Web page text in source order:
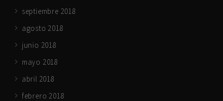
septiembre 2018
agosto 2018
junio 2018
mayo 2018
abril 2018
febrero 2018